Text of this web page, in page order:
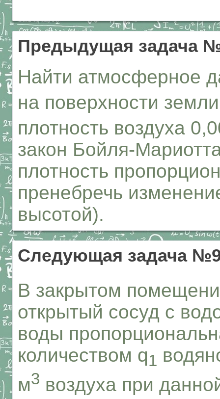
Предыдущая задача
Найти атмосферное
на поверхности
плотность воздуха
закон Бойля-
плотность
пренебречь
высотой).
Следующая задача
В закрытом
открытый сосуд с
воды
количеством q1
м3 воздуха при